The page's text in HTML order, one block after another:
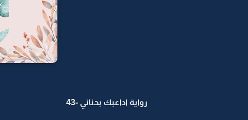
رواية اداعبك بحناني -43